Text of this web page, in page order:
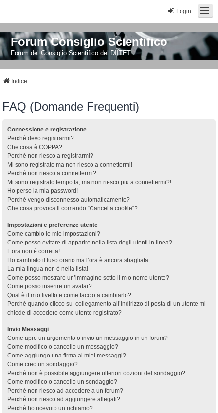
Login
Forum Consiglio Scientifico
Forum del Consiglio Scientifico del DIITET
Indice
FAQ (Domande Frequenti)
Connessione e registrazione
Perché devo registrarmi?
Che cosa è COPPA?
Perché non riesco a registrarmi?
Mi sono registrato ma non riesco a connettermi!
Perché non riesco a connettermi?
Mi sono registrato tempo fa, ma non riesco più a connettermi?!
Ho perso la mia password!
Perché vengo disconnesso automaticamente?
Che cosa provoca il comando “Cancella cookie”?
Impostazioni e preferenze utente
Come cambio le mie impostazioni?
Come posso evitare di apparire nella lista degli utenti in linea?
L’ora non è corretta!
Ho cambiato il fuso orario ma l’ora è ancora sbagliata
La mia lingua non è nella lista!
Come posso mostrare un’immagine sotto il mio nome utente?
Come posso inserire un avatar?
Qual è il mio livello e come faccio a cambiarlo?
Perché quando clicco sul collegamento all’indirizzo di posta di un utente mi
chiede di accedere come utente registrato?
Invio Messaggi
Come apro un argomento o invio un messaggio in un forum?
Come modifico o cancello un messaggio?
Come aggiungo una firma ai miei messaggi?
Come creo un sondaggio?
Perché non è possibile aggiungere ulteriori opzioni del sondaggio?
Come modifico o cancello un sondaggio?
Perché non riesco ad accedere a un forum?
Perché non riesco ad aggiungere allegati?
Perché ho ricevuto un richiamo?